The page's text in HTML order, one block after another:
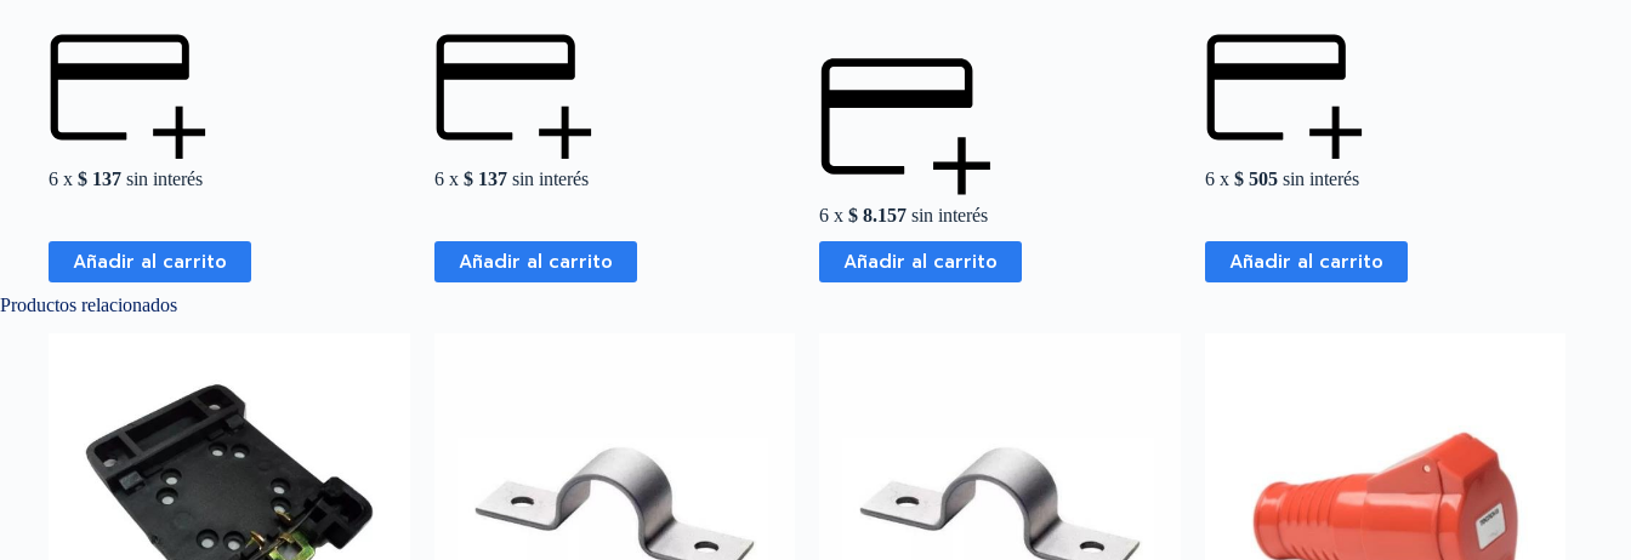
6 x $ 137 sin interés
Añadir al carrito
6 x $137sin interés
Añadir al carrito
6 x$ 8.157 sin interés
Añadir al carrito
6 x $505sin interés
Añadir al carrito
Productos relacionados